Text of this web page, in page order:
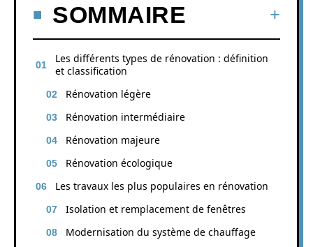
SOMMAIRE
Les différents types de rénovation : définition
et classification
Rénovation légère
Rénovation intermédiaire
Rénovation majeure
Rénovation écologique
Les travaux les plus populaires en rénovation
Isolation et remplacement de fenêtres
Modernisation du système de chauffage